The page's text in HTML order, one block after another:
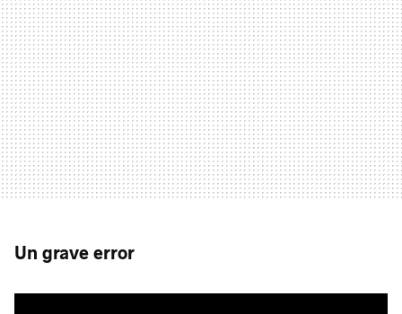
Un grave error